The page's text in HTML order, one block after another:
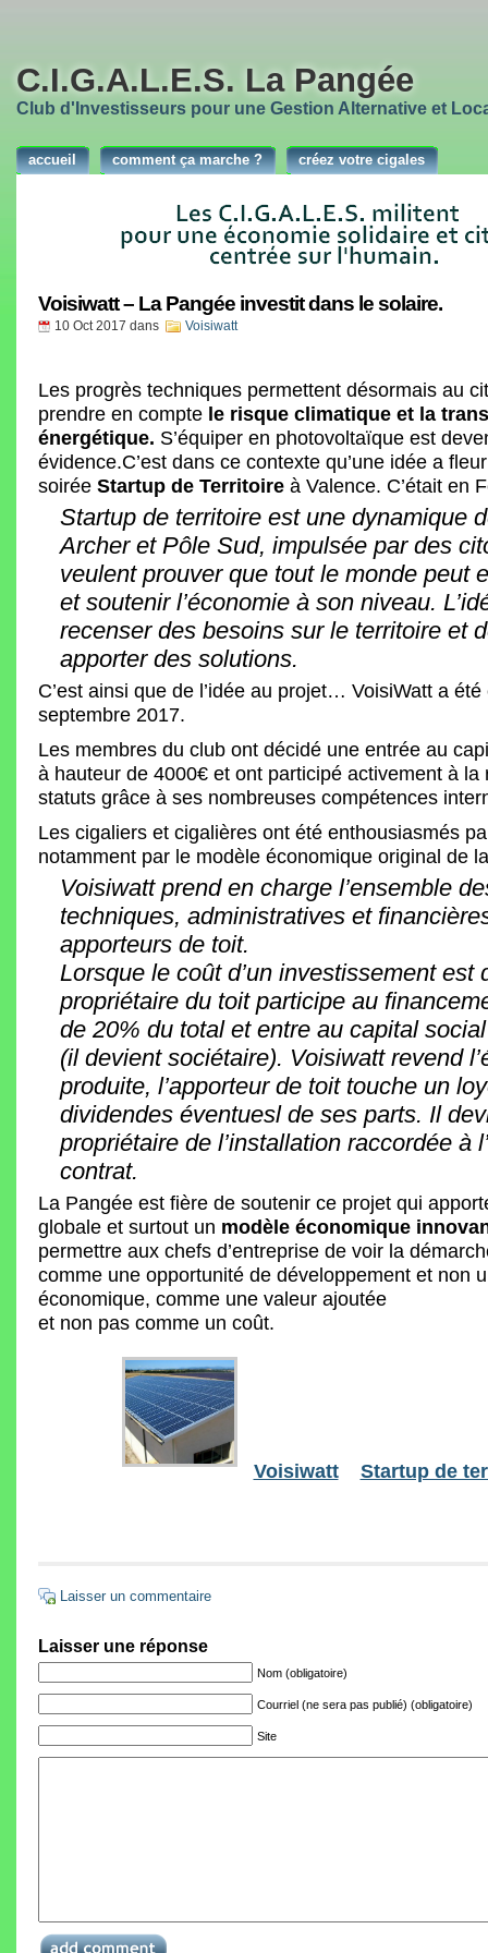
C.I.G.A.L.E.S. La Pangée
Club d'Investisseurs pour une Gestion Alternative et
accueil comment ça marche ? créez votre cigales
Voisiwatt – La Pangée investit dans le solaire.
10 Oct 2017 dans Voisiwatt
Les progrès techniques permettent désormais au
prendre en compte le risque climatique et la
énergétique. S’équiper en photovoltaïque est
évidence.C’est dans ce contexte qu’une idée a
soirée Startup de Territoire à Valence. C’était en
Startup de territoire est une dynamique
Archer et Pôle Sud, impulsée par des
veulent prouver que tout le monde peut
et soutenir l’économie à son niveau.
recenser des besoins sur le territoire et
apporter des solutions.
C’est ainsi que de l’idée au projet… VoisiWatt a
septembre 2017.
Les membres du club ont décidé une entrée au
à hauteur de 4000€ et ont participé activement à la
statuts grâce à ses nombreuses compétences
Les cigaliers et cigalières ont été enthousiasmés
notamment par le modèle économique original de
Voisiwatt prend en charge l’ensemble
techniques, administratives et
apporteurs de toit.
Lorsque le coût d’un investissement est
propriétaire du toit participe au
de 20% du total et entre au capital
(il devient sociétaire). Voisiwatt revend
produite, l’apporteur de toit touche un
dividendes éventuesl de ses parts. Il
propriétaire de l’installation raccordée à
contrat.
La Pangée est fière de soutenir ce projet qui
globale et surtout un modèle économique
permettre aux chefs d’entreprise de voir la
comme une opportunité de développement et non
économique, comme une valeur ajoutée
et non pas comme un coût.
Voisiwatt Startup de
Laisser un commentaire
Laisser une réponse
Nom (obligatoire)
Courriel (ne sera pas publié) (obligatoire)
Site